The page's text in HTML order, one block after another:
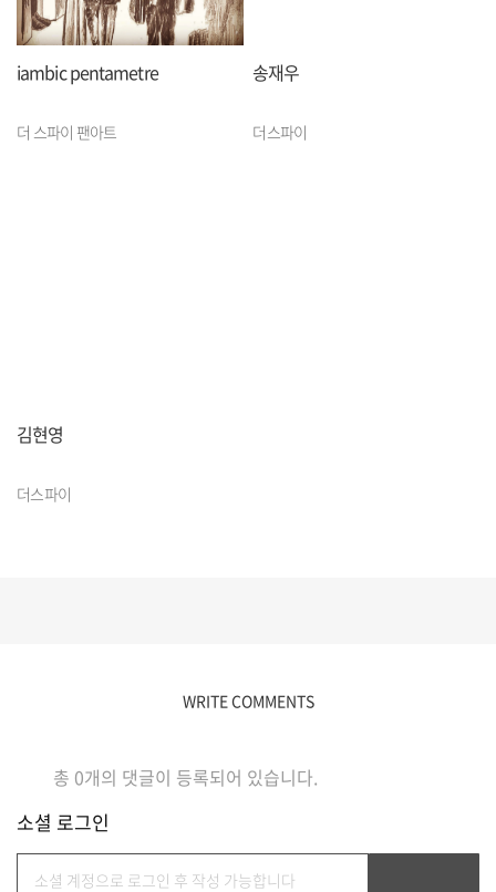
iambic pentametre
더 스파이 팬아트
송재우
더스파이
김현영
더스파이
WRITE COMMENTS
총 0개의 댓글이 등록되어 있습니다.
소셜 로그인